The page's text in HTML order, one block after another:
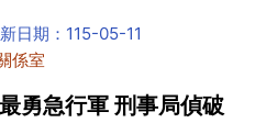
日期：115-05-11
係室
勇急行軍 刑事局偵破